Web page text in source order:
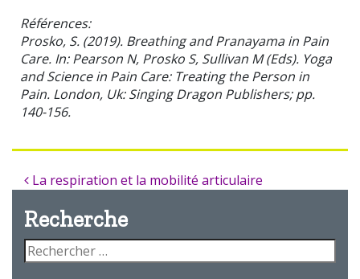
Références:
Prosko, S. (2019). Breathing and Pranayama in Pain
Care. In: Pearson N, Prosko S, Sullivan M (Eds). Yoga
and Science in Pain Care: Treating the Person in
Pain. London, Uk: Singing Dragon Publishers; pp.
140-156.
La respiration et la mobilité articulaire
Recherche